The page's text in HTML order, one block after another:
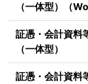
（一体型）（
証憑・会計資
（一体型）
証憑・会計資料